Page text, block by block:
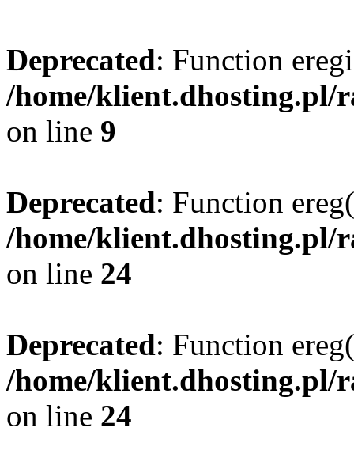
Deprecated: Function
/home/klient.dhosting.pl/
on line 9
Deprecated: Function
/home/klient.dhosting.pl/
on line 24
Deprecated: Function
/home/klient.dhosting.pl/
on line 24